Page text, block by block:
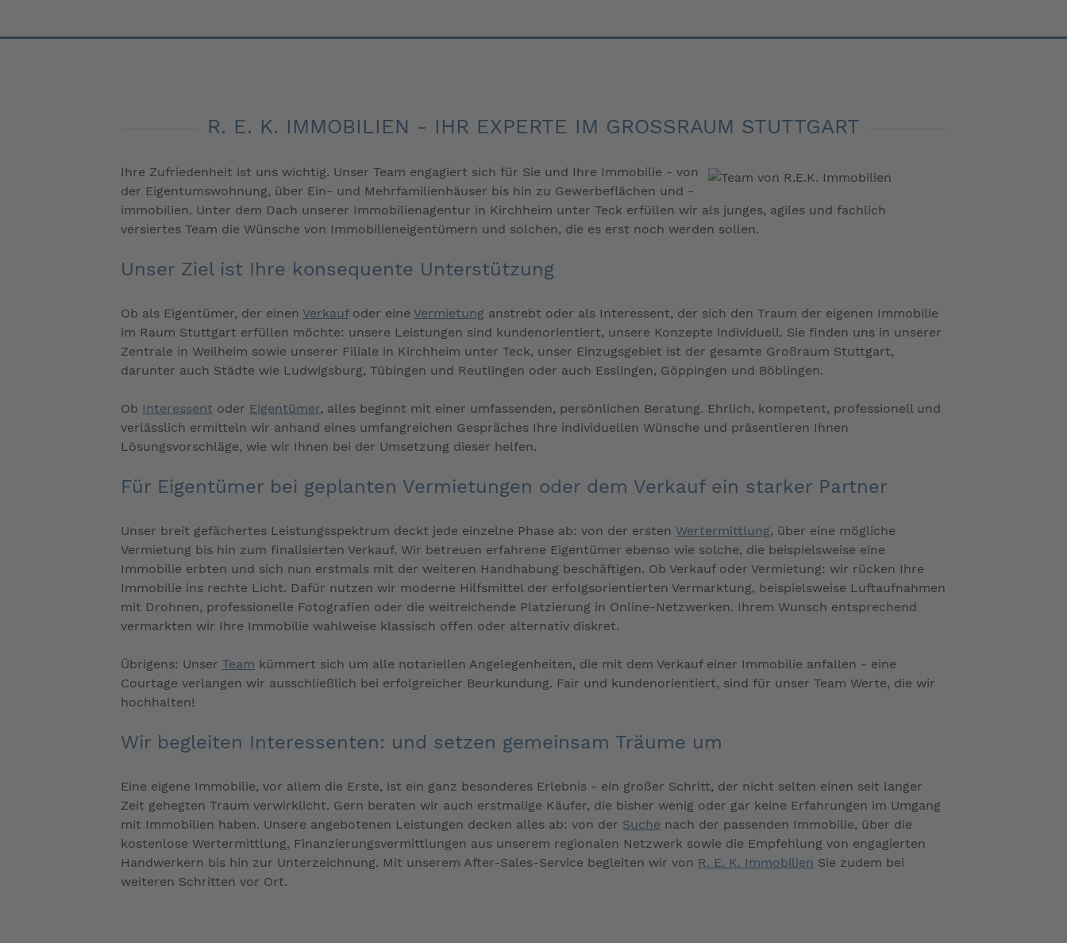
R. E. K. IMMOBILIEN - IHR EXPERTE IM GROSSRAUM STUTTGART
Ihre Zufriedenheit ist uns wichtig. Unser Team engagiert sich für Sie und Ihre Immobilie - von
der Eigentumswohnung, über Ein- und Mehrfamilienhäuser bis hin zu Gewerbeflächen und -
immobilien. Unter dem Dach unserer Immobilienagentur in Kirchheim unter Teck erfüllen wir als junges, agiles und fachlich
versiertes Team die Wünsche von Immobilieneigentümern und solchen, die es erst noch werden sollen.
Unser Ziel ist Ihre konsequente Unterstützung
Ob als Eigentümer, der einen Verkaufoder eine Vermietung anstrebt oder als Interessent, der sich den Traum der eigenen Immobilie
im Raum Stuttgart erfüllen möchte: unsere Leistungen sind kundenorientiert, unsere Konzepte individuell. Sie finden uns in unserer
Zentrale in Weilheim sowie unserer Filiale in Kirchheim unter Teck, unser Einzugsgebiet ist der gesamte Großraum Stuttgart,
darunter auch Städte wie Ludwigsburg, Tübingen und Reutlingen oder auch Esslingen, Göppingen und Böblingen.
Ob Interessent oder Eigentümer, alles beginnt mit einer umfassenden, persönlichen Beratung. Ehrlich, kompetent, professionell und
verlässlich ermitteln wir anhand eines umfangreichen Gespräches Ihre individuellen Wünsche und präsentieren Ihnen
Lösungsvorschläge, wie wir Ihnen bei der Umsetzung dieser helfen.
Für Eigentümer bei geplanten Vermietungen oder dem Verkauf ein starker Partner
Unser breit gefächertes Leistungsspektrum deckt jede einzelne Phase ab: von der ersten Wertermittlung, über eine mögliche
Vermietung bis hin zum finalisierten Verkauf. Wir betreuen erfahrene Eigentümer ebenso wie solche, die beispielsweise eine
Immobilie erbten und sich nun erstmals mit der weiteren Handhabung beschäftigen. Ob Verkauf oder Vermietung: wir rücken Ihre
Immobilie ins rechte Licht. Dafür nutzen wir moderne Hilfsmittel der erfolgsorientierten Vermarktung, beispielsweise Luftaufnahmen
mit Drohnen, professionelle Fotografien oder die weitreichende Platzierung in Online-Netzwerken. Ihrem Wunsch entsprechend
vermarkten wir Ihre Immobilie wahlweise klassisch offen oder alternativ diskret.
Übrigens: Unser Team kümmert sich um alle notariellen Angelegenheiten, die mit dem Verkauf einer Immobilie anfallen - eine
Courtage verlangen wir ausschließlich bei erfolgreicher Beurkundung. Fair und kundenorientiert, sind für unser Team Werte, die wir
hochhalten!
Wir begleiten Interessenten: und setzen gemeinsam Träume um
Eine eigene Immobilie, vor allem die Erste, ist ein ganz besonderes Erlebnis - ein großer Schritt, der nicht selten einen seit langer
Zeit gehegten Traum verwirklicht. Gern beraten wir auch erstmalige Käufer, die bisher wenig oder gar keine Erfahrungen im Umgang
mit Immobilien haben. Unsere angebotenen Leistungen decken alles ab: von der Suche nach der passenden Immobilie, über die
kostenlose Wertermittlung, Finanzierungsvermittlungen aus unserem regionalen Netzwerk sowie die Empfehlung von engagierten
Handwerkern bis hin zur Unterzeichnung. Mit unserem After-Sales-Service begleiten wir von R. E. K. Immobilien Sie zudem bei
weiteren Schritten vor Ort.